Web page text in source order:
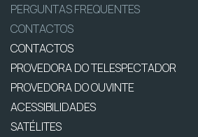
PERGUNTAS FREQUENTES
CONTACTOS
CONTACTOS
PROVEDORA DO TELESPECTADOR
PROVEDORA DO OUVINTE
ACESSIBILIDADES
SATÉLITES